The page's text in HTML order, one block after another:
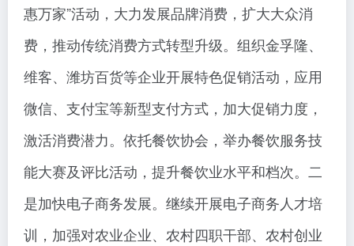
惠万家”活动，大力发展品牌消费，扩大大众消
费，推动传统消费方式转型升级。组织金孚隆、
维客、潍坊百货等企业开展特色促销活动，应用
微信、支付宝等新型支付方式，加大促销力度，
激活消费潜力。依托餐饮协会，举办餐饮服务技
能大赛及评比活动，提升餐饮业水平和档次。二
是加快电子商务发展。继续开展电子商务人才培
训，加强对农业企业、农村四职干部、农村创业